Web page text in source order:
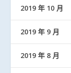
2019 年 10 月
2019 年 9 月
2019 年 8 月